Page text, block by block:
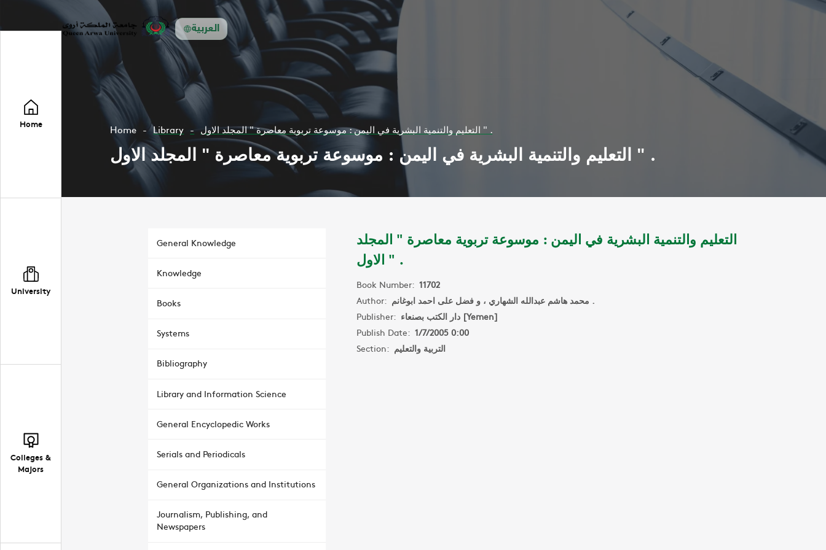
العربية
Home
University
Colleges &
Majors
Home Library التعليم والتنمية البشرية في اليمن : موسوعة تربوية معاصرة " المجلد الاول " .
التعليم والتنمية البشرية في اليمن : موسوعة تربوية معاصرة " المجلد الاول " .
General Knowledge
Knowledge
Books
Systems
Bibliography
Library and Information Science
General Encyclopedic Works
Serials and Periodicals
General Organizations and Institutions
Journalism, Publishing, and
Newspapers
التعليم والتنمية البشرية في اليمن : موسوعة تربوية معاصرة " المجلد
الاول " .
Book Number: 11702
Author:
محمد هاشم عبدالله الشهاري ، و فضل على احمد ابوغانم .
Publisher:
دار الكتب بصنعاء [Yemen]
Publish Date: 1/7/2005 0:00
Section: التربية والتعليم